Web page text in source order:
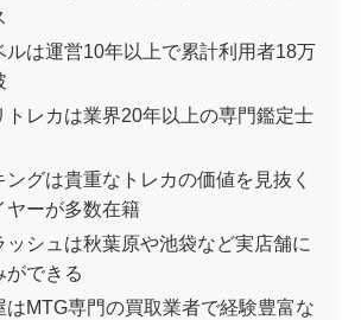
ルは運営10年以上で累計利用者18万
トレカは業界20年以上の専門鑑定士
ングは貴重なトレカの価値を見抜く
ヤーが多数在籍
ッシュは秋葉原や池袋など実店舗に
ができる
はMTG専門の買取業者で経験豊富な